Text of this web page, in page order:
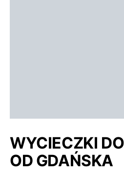
WYCIECZKI
OD GDAŃSKA